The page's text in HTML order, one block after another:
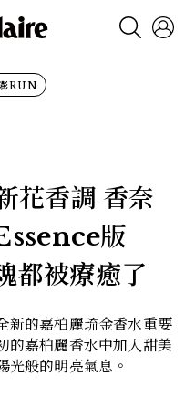
RUN
香調 香奈
版
都被療癒了
新的嘉柏麗琉金香水重要
的嘉柏麗香水中加入甜美
光般的明亮氣息。